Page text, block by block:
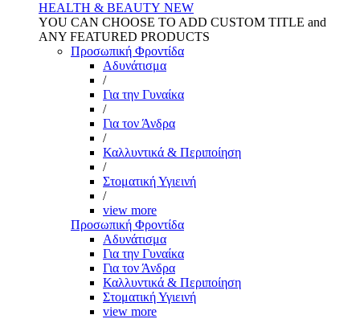
HEALTH & BEAUTY NEW
YOU CAN CHOOSE TO ADD CUSTOM TITLE and
ANY FEATURED PRODUCTS
Προσωπική Φροντίδα
Αδυνάτισμα
/
Για την Γυναίκα
/
Για τον Άνδρα
/
Καλλυντικά & Περιποίηση
/
Στοματική Υγιεινή
/
view more
Προσωπική Φροντίδα
Αδυνάτισμα
Για την Γυναίκα
Για τον Άνδρα
Καλλυντικά & Περιποίηση
Στοματική Υγιεινή
view more